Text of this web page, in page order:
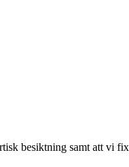
besiktning samt att vi